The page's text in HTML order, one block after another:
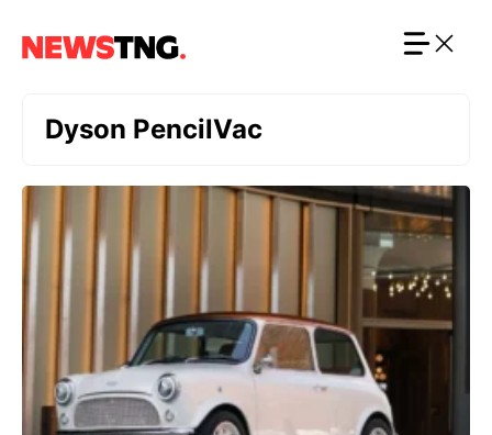
Dyson PencilVac